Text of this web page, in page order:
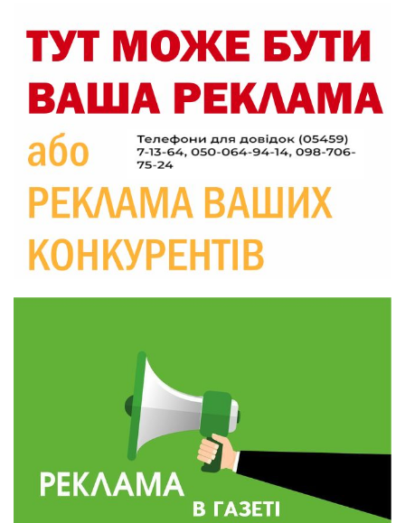
19:29
30 лип
«Все закінчиться, приїду й одружуся…»: Пам’яті
26-річного Захисника Богдана Ємця (ВІДЕО)
20:06
Паливо по 100 грн та ризик дефіциту: чому в
28 лип
Житлові сертифікати, підготовка до зими та
підтримка ВПО: підсумки засідання виконкому
Краснопільської селищної ради
10:36
28 лип
Валентина Масалітіна: «Нас тримає віра в
Перемогу і повернення додому»
Обмежено придатний, але безмежно
вмотивований: Як колишній лісівник став асом
артилерії
490 пацієнтів та 15 відвіданих сіл: МБФ
«Альянс громадського здоров’я» підбив
підсумки роботи мобільних клінік у Сумській
області